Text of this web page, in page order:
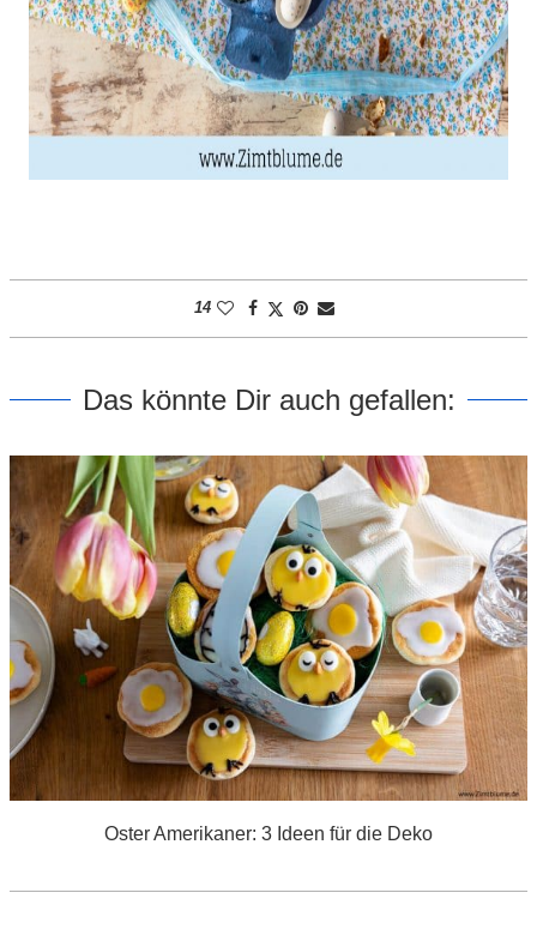
14
Das könnte Dir auch gefallen:
Oster Amerikaner: 3 Ideen für die Deko